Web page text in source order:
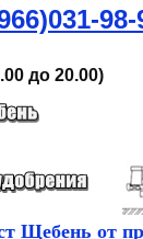
98-
до 20.00)
Щебень от